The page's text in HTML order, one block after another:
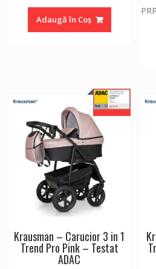
Adaugă în Coș
Krausman – Carucior 3 in 1
Trend Pro Pink – Testat
ADAC